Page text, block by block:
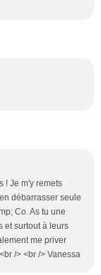
! Je m'y remets
débarrasser seule
Co. As tu une
et surtout à leurs
me priver
/> <br /> Vanessa